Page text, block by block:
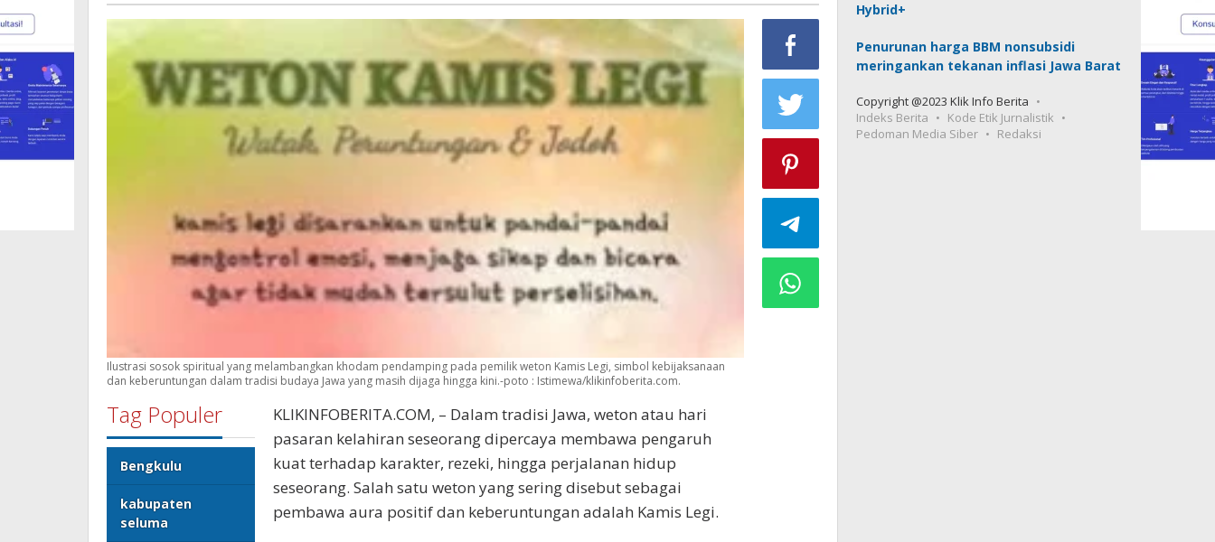
Ilustrasi sosok spiritual yang melambangkan khodam pendamping pada pemilik weton Kamis Legi, simbol kebijaksanaan
dan keberuntungan dalam tradisi budaya Jawa yang masih dijaga hingga kini.-poto : Istimewa/klikinfoberita.com.
Tag Populer
Bengkulu
kabupaten
seluma
KLIKINFOBERITA.COM, – Dalam tradisi Jawa, weton atau hari
pasaran kelahiran seseorang dipercaya membawa pengaruh
kuat terhadap karakter, rezeki, hingga perjalanan hidup
seseorang. Salah satu weton yang sering disebut sebagai
pembawa aura positif dan keberuntungan adalah Kamis Legi.
Hybrid+
Penurunan harga BBM nonsubsidi
meringankan tekanan inflasi Jawa Barat
Copyright @2023 Klik Info Berita
Indeks Berita
Kode Etik Jurnalistik
Pedoman Media Siber
Redaksi